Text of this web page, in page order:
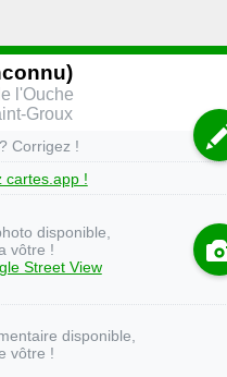
l'Ouche
Groux
Corrigez !
cartes.app !
disponible,
vôtre !
Street View
disponible,
vôtre !